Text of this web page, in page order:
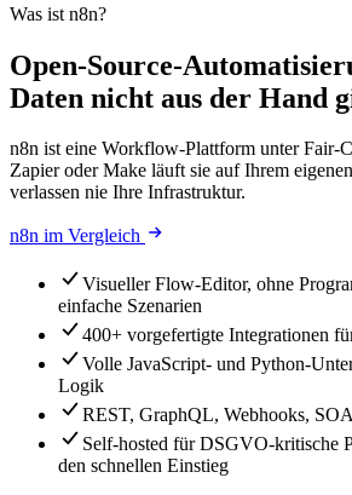
Was ist n8n?
Open-Source-
Daten nicht aus der Hand
n8n ist eine Workflow-Plattform unter Fair-
Zapier oder Make läuft sie auf Ihrem
verlassen nie Ihre Infrastruktur.
n8n im Vergleich
Visueller Flow-Editor, ohne
einfache Szenarien
400+ vorgefertigte Integrationen
Volle JavaScript- und Python-
Logik
REST, GraphQL, Webhooks,
Self-hosted für DSGVO-kritische
den schnellen Einstieg